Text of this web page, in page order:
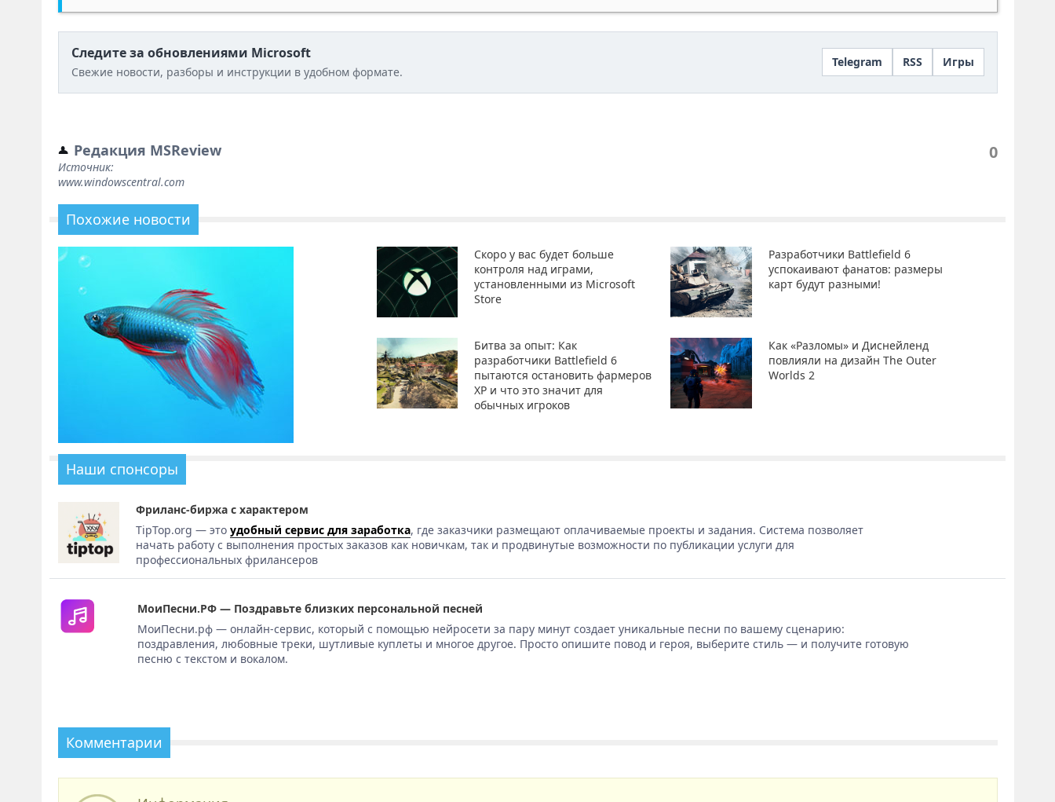
Следите за обновлениями Microsoft
Свежие новости, разборы и инструкции в удобном формате.
Telegram RSS Игры
Редакция MSReview
Источник:
www.windowscentral.com
0
Похожие новости
Скоро у вас будет больше
контроля над играми,
установленными из Microsoft
Store
Разработчики Battlefield 6
успокаивают фанатов: размеры
карт будут разными!
Битва за опыт: Как
разработчики Battlefield 6
пытаются остановить фармеров
XP и что это значит для
обычных игроков
Как «Разломы» и Диснейленд
повлияли на дизайн The Outer
Worlds 2
Наши спонсоры
Фриланс-биржа с характером
TipTop.org — этоудобный сервис для заработка, где заказчики размещают оплачиваемые проекты и задания. Система позволяет
начать работу с выполнения простых заказов как новичкам, так и продвинутые возможности по публикации услуги для
профессиональных фрилансеров
МоиПесни.РФ — Поздравьте близких персональной песней
МоиПесни.рф — онлайн-сервис, который с помощью нейросети за пару минут создает уникальные песни по вашему сценарию:
поздравления, любовные треки, шутливые куплеты и многое другое. Просто опишите повод и героя, выберите стиль — и получите готовую
песню с текстом и вокалом.
Комментарии